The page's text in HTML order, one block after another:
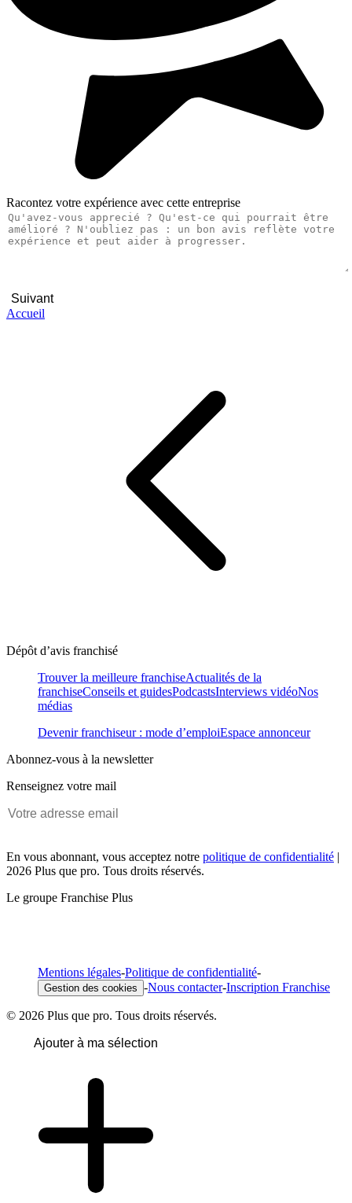
Racontez votre expérience avec cette entreprise
Suivant
Accueil
Dépôt d’avis franchisé
Trouver la meilleure franchiseActualités de la
franchiseConseils et guidesPodcastsInterviews vidéoNos
médias
Devenir franchiseur : mode d’emploiEspace annonceur
Abonnez-vous à la newsletter
Renseignez votre mail
En vous abonnant, vous acceptez notre politique de confidentialité |
2026 Plus que pro. Tous droits réservés.
Le groupe Franchise Plus
Mentions légales-Politique de confidentialité-
Gestion des cookies -Nous contacter-Inscription Franchise
© 2026 Plus que pro. Tous droits réservés.
Ajouter à ma sélection